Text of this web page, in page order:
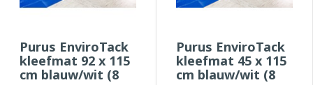
Purus EnviroTack
kleefmat 92 x 115
cm blauw/wit (8
Purus EnviroTack
kleefmat 45 x 115
cm blauw/wit (8